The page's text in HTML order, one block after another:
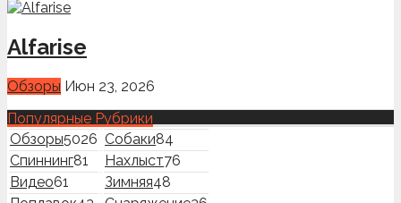
Alfarise
Обзоры Июн 23, 2026
Популярные Рубрики
Обзоры5026 Собаки84
Спиннинг81 Нахлыст76
Видео61 Зимняя48